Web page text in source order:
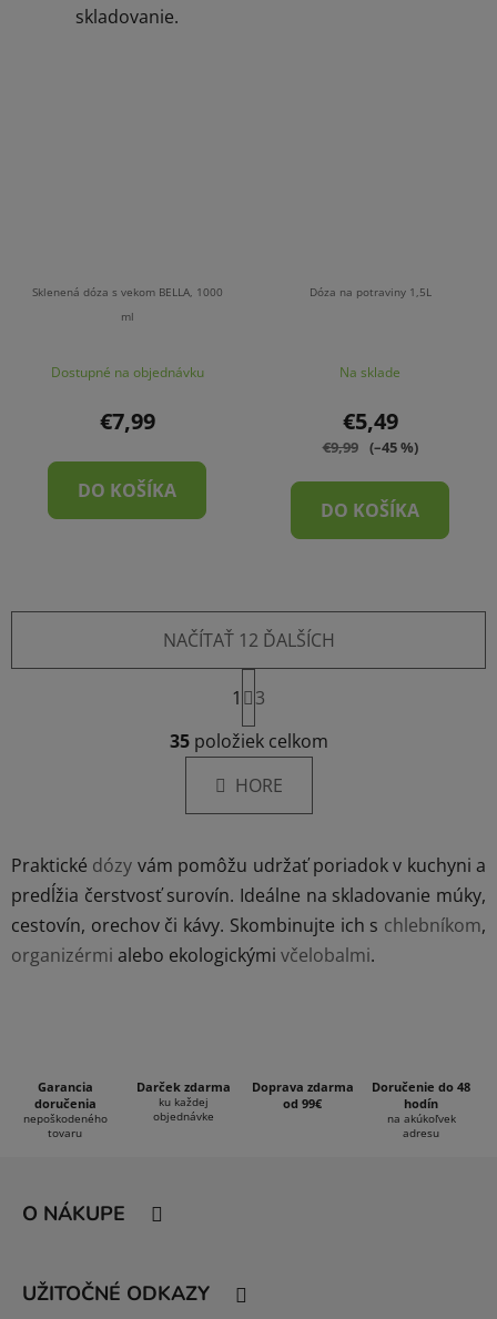
skladovanie.
Sklenená dóza s vekom BELLA, 1000
ml
Dostupné na objednávku
€7,99
DO KOŠÍKA
Dóza na potraviny 1,5L
Na sklade
€5,49
€9,99 (–45 %)
DO KOŠÍKA
O
v
l
á
d
c
i
e
p
r
ý
NAČÍTAŤ 12 ĎALŠÍCH
S
t
r
á
n
k
n
i
e
1
3
35položiek celkom
HORE
Praktické dózy vám pomôžu udržať poriadok v kuchyni a
predĺžia čerstvosť surovín. Ideálne na skladovanie múky,
cestovín, orechov či kávy. Skombinujte ich s chlebníkom,
organizérmi alebo ekologickými včelobalmi.
Garancia
doručenia
nepoškodeného
tovaru
Darček zdarma
ku každej
objednávke
Doprava zdarma
od 99€
Doručenie do 48
hodín
na akúkoľvek
adresu
O NÁKUPE
UŽITOČNÉ ODKAZY